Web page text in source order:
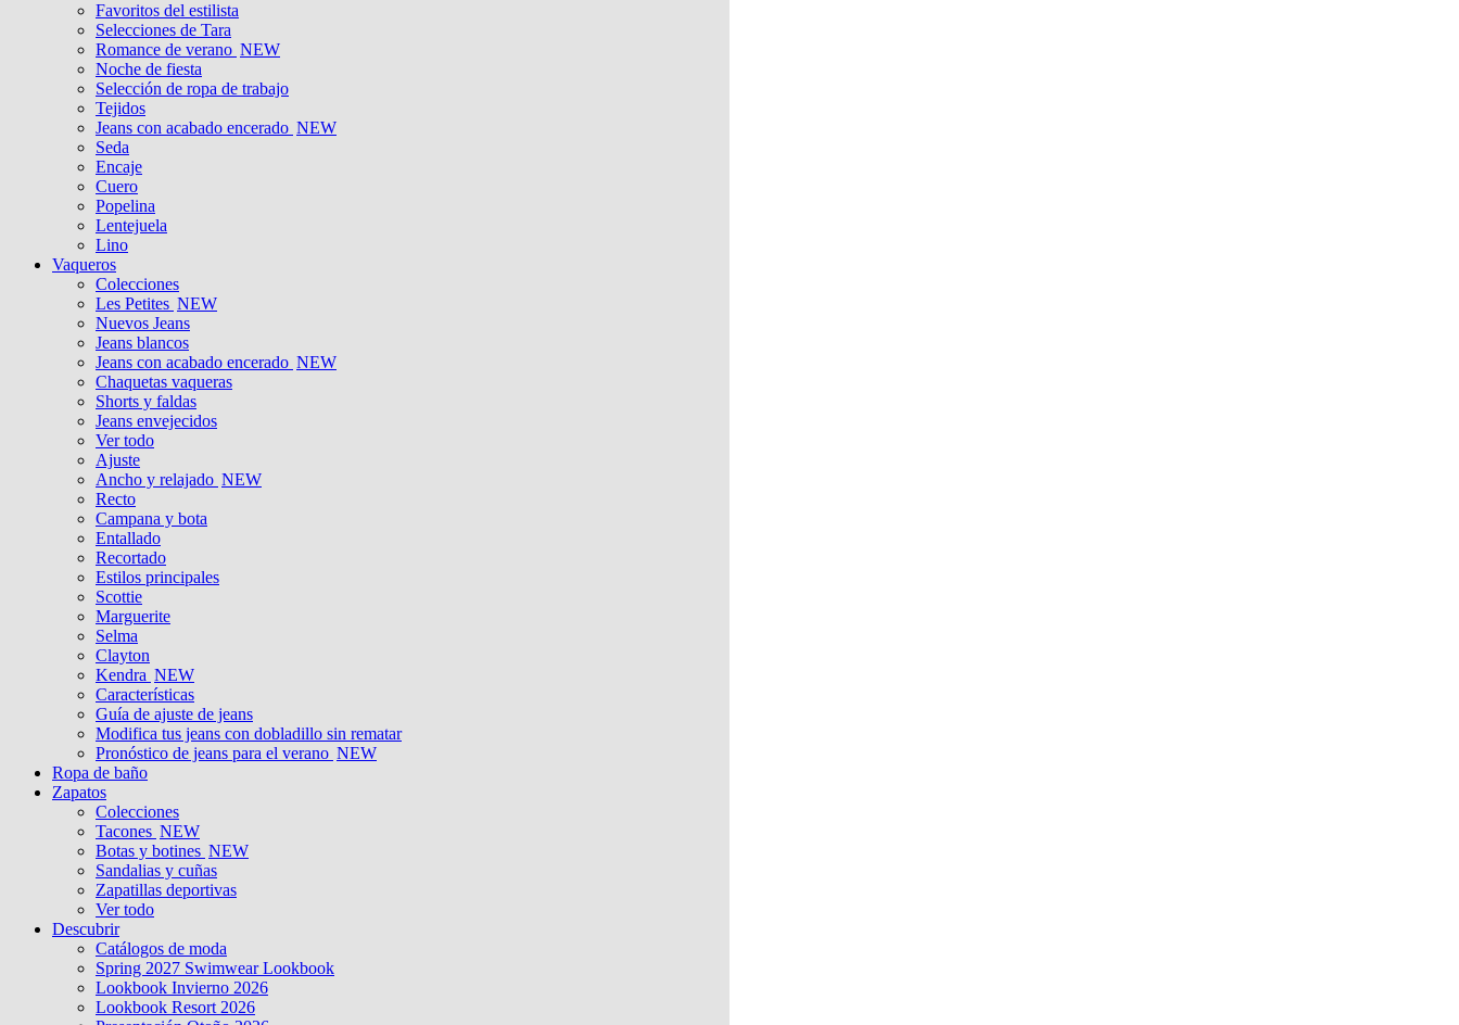
Favoritos del estilista
Selecciones de Tara
Romance de verano NEW
Noche de fiesta
Selección de ropa de trabajo
Tejidos
Jeans con acabado encerado NEW
Seda
Encaje
Cuero
Popelina
Lentejuela
Lino
Vaqueros
Colecciones
Les Petites NEW
Nuevos Jeans
Jeans blancos
Jeans con acabado encerado NEW
Chaquetas vaqueras
Shorts y faldas
Jeans envejecidos
Ver todo
Ajuste
Ancho y relajado NEW
Recto
Campana y bota
Entallado
Recortado
Estilos principales
Scottie
Marguerite
Selma
Clayton
Kendra NEW
Características
Guía de ajuste de jeans
Modifica tus jeans con dobladillo sin rematar
Pronóstico de jeans para el verano NEW
Ropa de baño
Zapatos
Colecciones
Tacones NEW
Botas y botines NEW
Sandalias y cuñas
Zapatillas deportivas
Ver todo
Descubrir
Catálogos de moda
Spring 2027 Swimwear Lookbook
Lookbook Invierno 2026
Lookbook Resort 2026